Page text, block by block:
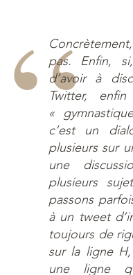
pas. Enfin,
d’avoir à
Twitter,
«
c’est un
plusieurs sur
une
plusieurs
passons
à un tweet
toujours de
sur la ligne
une ligne